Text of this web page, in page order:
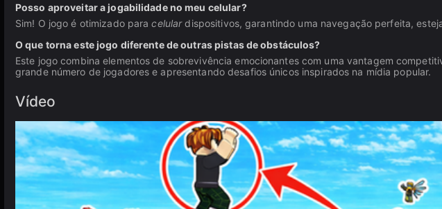
Posso aproveitar a jogabilidade no meu celular?
Sim! O jogo é otimizado paracelulardispositivos, garantindo uma navegação perfeita,
O que torna este jogo diferente de outras pistas de obstáculos?
Este jogo combina elementos de sobrevivência emocionantes com uma vantagem
grande número de jogadores e apresentando desafios únicos inspirados na mídia popular.
Vídeo